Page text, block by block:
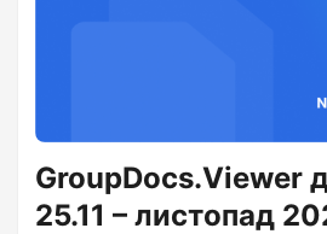
GroupDocs.Viewer
25.11 – листопад